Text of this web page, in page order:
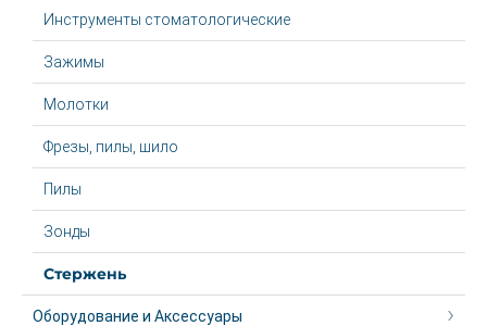
Инструменты стоматологические
Зажимы
Молотки
Фрезы, пилы, шило
Пилы
Зонды
Стержень
Оборудование и Аксессуары